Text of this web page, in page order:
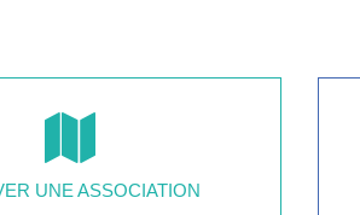
UNE ASSOCIATION